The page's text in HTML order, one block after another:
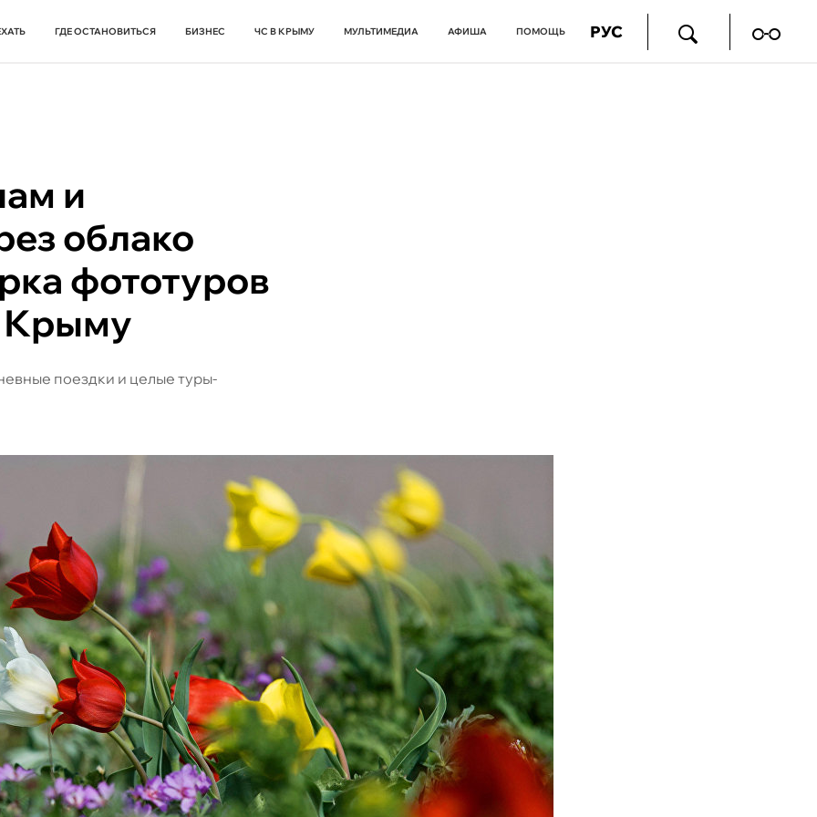
ГДЕ ОСТАНОВИТЬСЯ БИЗНЕС ЧС В КРЫМУ МУЛЬТИМЕДИА АФИША ПОМОЩЬ РУС
и
облако
фототуров
Крыму
поездки и целые туры-